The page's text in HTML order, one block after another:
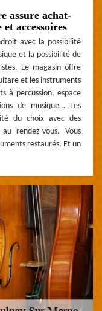
assure achat-
accessoires
avec la possibilité
et la possibilité de
Le magasin offre
et les instruments
à percussion, espace
de musique… Les
du choix avec des
rendez-vous. Vous
restaurés. Et un